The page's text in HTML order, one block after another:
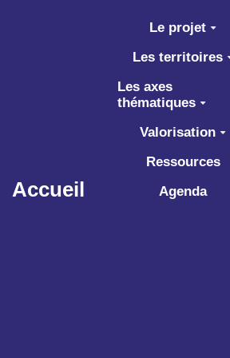
Aller au contenu principal
Accueil
Le projet
Les territoires
Les axes
thématiques
Valorisation
Ressources
Agenda